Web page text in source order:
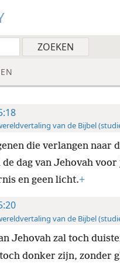
van de Bijbel
die verlangen naar
de dag van Jehovah
en geen licht.+
van de Bijbel
Jehovah zal toch
donker zijn, zonder